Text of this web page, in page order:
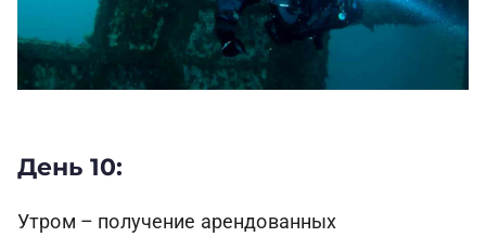
День 10:
Утром – получение арендованных